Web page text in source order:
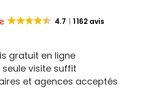
4.7 1 162 avis
gratuit en ligne
seule visite suffit
et agences acceptés